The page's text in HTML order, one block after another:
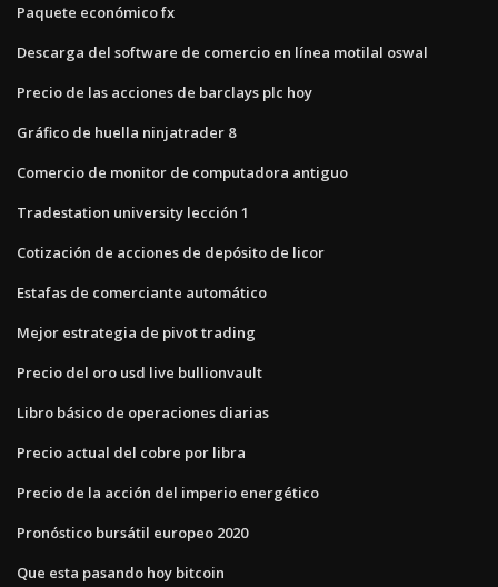
Paquete económico fx
Descarga del software de comercio en línea motilal oswal
Precio de las acciones de barclays plc hoy
Gráfico de huella ninjatrader 8
Comercio de monitor de computadora antiguo
Tradestation university lección 1
Cotización de acciones de depósito de licor
Estafas de comerciante automático
Mejor estrategia de pivot trading
Precio del oro usd live bullionvault
Libro básico de operaciones diarias
Precio actual del cobre por libra
Precio de la acción del imperio energético
Pronóstico bursátil europeo 2020
Que esta pasando hoy bitcoin